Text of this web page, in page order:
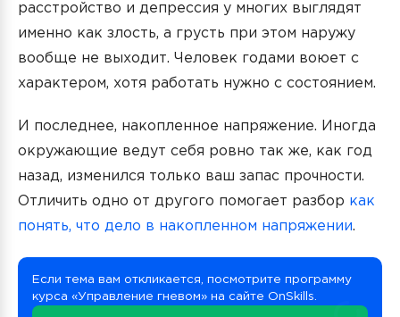
расстройство и депрессия у многих выглядят
именно как злость, а грусть при этом наружу
вообще не выходит. Человек годами воюет с
характером, хотя работать нужно с состоянием.
И последнее, накопленное напряжение. Иногда
окружающие ведут себя ровно так же, как год
назад, изменился только ваш запас прочности.
Отличить одно от другого помогает разбор как
понять, что дело в накопленном напряжении.
Если тема вам откликается, посмотрите программу
курса «Управление гневом» на сайте OnSkills.